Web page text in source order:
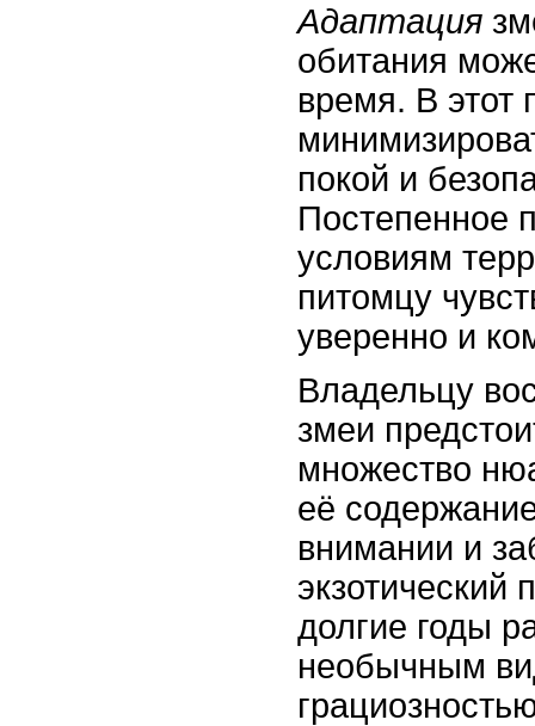
Адаптация
обитания
время. В этот
покой и
Постепенное
условиям
питомцу
уверенно и
Владельцу
змеи
множество
её
внимании и
экзотический
долгие годы
необычным